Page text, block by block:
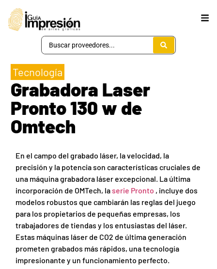
Tecnología
Grabadora Laser
Pronto 130 w de
Omtech
En el campo del grabado láser, la velocidad, la
precisión y la potencia son características cruciales de
una máquina grabadora láser excepcional. La última
incorporación de OMTech, la serie Pronto , incluye dos
modelos robustos que cambiarán las reglas del juego
para los propietarios de pequeñas empresas, los
trabajadores de tiendas y los entusiastas del láser.
Estas máquinas láser de CO2 de última generación
prometen grabados más rápidos, una tecnología
impresionante y un funcionamiento perfecto.